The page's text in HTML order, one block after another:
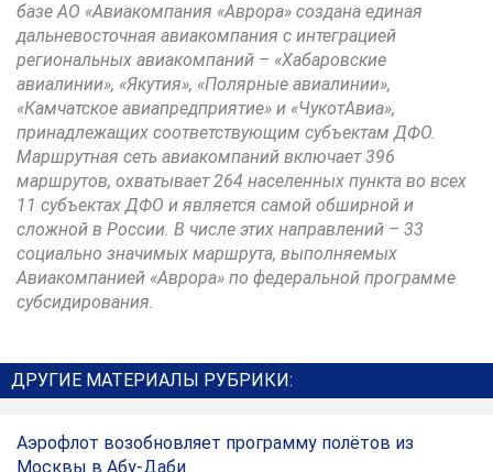
базе АО «Авиакомпания «Аврора» создана единая
дальневосточная авиакомпания с интеграцией
региональных авиакомпаний – «Хабаровские
авиалинии», «Якутия», «Полярные авиалинии»,
«Камчатское авиапредприятие» и «ЧукотАвиа»,
принадлежащих соответствующим субъектам ДФО.
Маршрутная сеть авиакомпаний включает 396
маршрутов, охватывает 264 населенных пункта во всех
11 субъектах ДФО и является самой обширной и
сложной в России. В числе этих направлений – 33
социально значимых маршрута, выполняемых
Авиакомпанией «Аврора» по федеральной программе
субсидирования.
ДРУГИЕ МАТЕРИАЛЫ РУБРИКИ:
Аэрофлот возобновляет программу полётов из
Москвы в Абу-Даби